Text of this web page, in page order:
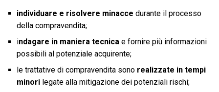
individuare e risolvere minacce durante il processo
della compravendita;
indagare in maniera tecnica e fornire più informazioni
possibili al potenziale acquirente;
le trattative di compravendita sono realizzate in tempi
minorilegate alla mitigazione dei potenziali rischi;